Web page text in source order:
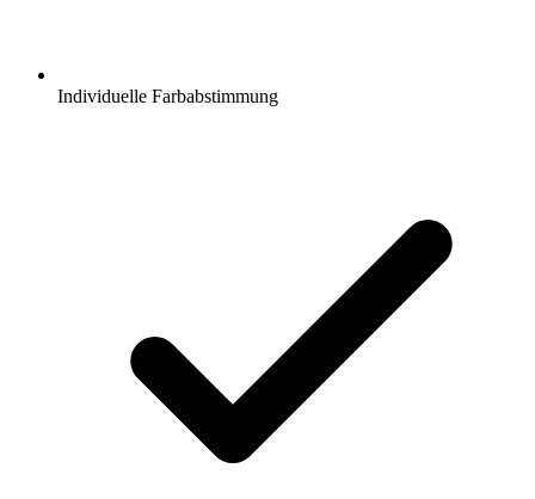
Individuelle Farbabstimmung